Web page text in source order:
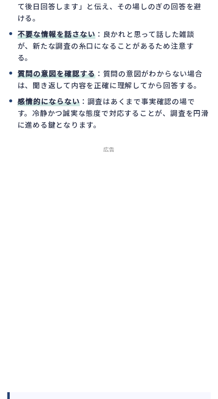
て後日回答します」と伝え、その場しのぎの回答を避
ける。
不要な情報を話さない：良かれと思って話した雑談
が、新たな調査の糸口になることがあるため注意す
る。
質問の意図を確認する：質問の意図がわからない場合
は、聞き返して内容を正確に理解してから回答する。
感情的にならない：調査はあくまで事実確認の場で
す。冷静かつ誠実な態度で対応することが、調査を円滑
に進める鍵となります。
広告